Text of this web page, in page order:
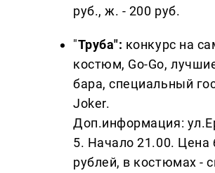
руб., ж. - 200 руб.
"Труба": конкурс на
костюм, Go-Go,
бара, специальный
Joker.
Доп.информация:
5. Начало 21.00. Цена
рублей, в костюмах -